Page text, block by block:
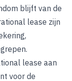
blijft van de
lease zijn
lease aan
voor de